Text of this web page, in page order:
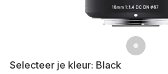
Selecteer je kleur: Black